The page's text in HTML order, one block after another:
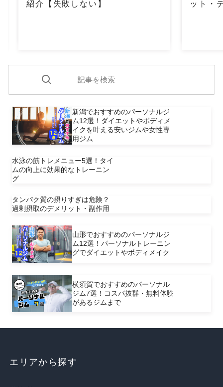
新潟でおすすめのパーソナルジ
ム12選！ダイエットやボディメ
イクを叶える安いジムや女性専
用ジム
水泳の筋トレメニュー5選！タイ
ムの向上に効果的なトレーニン
グ
タンパク質の摂りすぎは危険？
過剰摂取のデメリット・副作用
山形でおすすめのパーソナルジ
ム12選！パーソナルトレーニン
グでダイエットやボディメイク
横須賀でおすすめのパーソナル
ジム7選！コスパ抜群・無料体験
があるジムまで
紹介【失敗しない】
ット・
エリアから探す